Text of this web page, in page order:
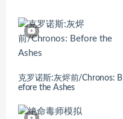
克罗诺斯:灰烬前/Chronos: B
efore the Ashes